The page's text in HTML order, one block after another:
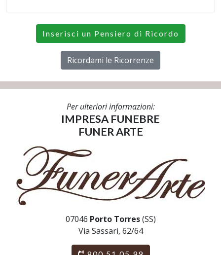
Inserisci un Pensiero di Ricordo
Ricordami le Ricorrenze
Per ulteriori informazioni:
IMPRESA FUNEBRE
FUNER ARTE
07046 Porto Torres(SS)
Via Sassari, 62/64